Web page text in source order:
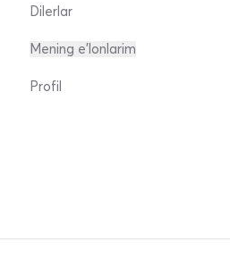
Dilerlar
Mening e'lonlarim
Profil